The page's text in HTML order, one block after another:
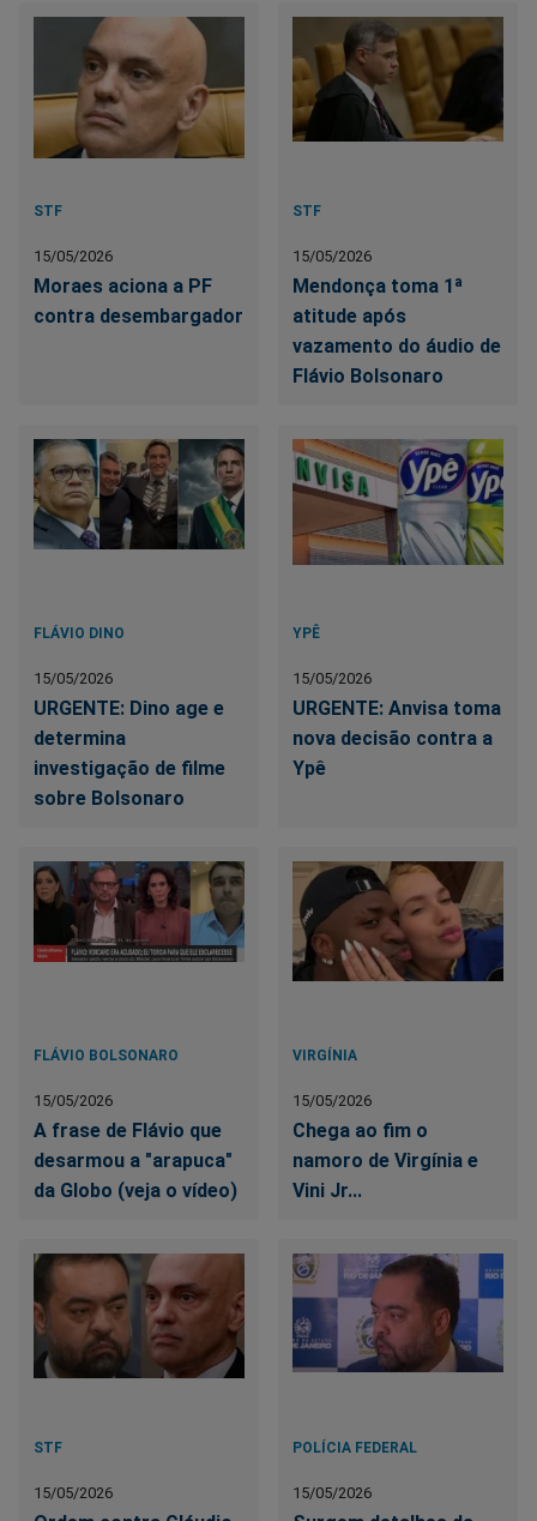
STF
15/05/2026
Moraes aciona a PF
contra desembargador
STF
15/05/2026
Mendonça toma 1ª
atitude após
vazamento do áudio de
Flávio Bolsonaro
FLÁVIO DINO
15/05/2026
URGENTE: Dino age e
determina
investigação de filme
sobre Bolsonaro
YPÊ
15/05/2026
URGENTE: Anvisa toma
nova decisão contra a
Ypê
FLÁVIO BOLSONARO
15/05/2026
A frase de Flávio que
desarmou a "arapuca"
da Globo (veja o vídeo)
VIRGÍNIA
15/05/2026
Chega ao fim o
namoro de Virgínia e
Vini Jr...
STF
15/05/2026
POLÍCIA FEDERAL
15/05/2026